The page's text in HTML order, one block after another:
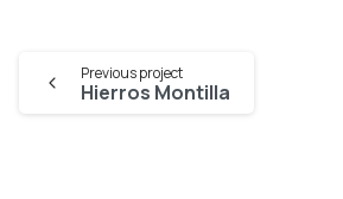
Continue
Previous project
Hierros Montilla